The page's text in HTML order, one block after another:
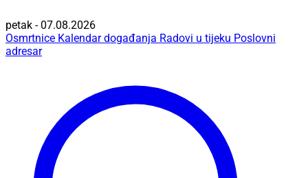
petak - 07.08.2026
Osmrtnice Kalendar događanja Radovi u tijeku Poslovni
adresar